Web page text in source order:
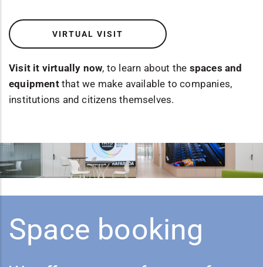
VIRTUAL VISIT
Visit it virtually now, to learn about the spaces and
equipmentthat we make available to companies,
institutions and citizens themselves.
Space booking